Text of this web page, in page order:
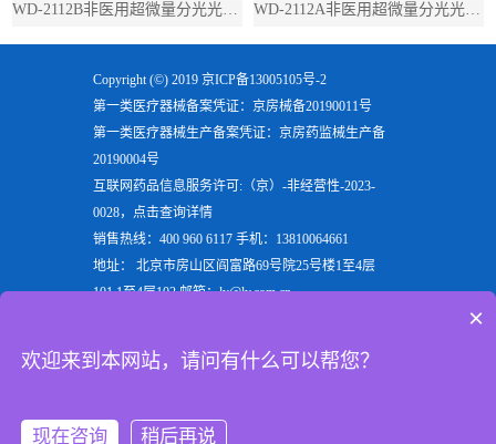
WD-2112B非医用超微量分光光度计（带荧光） WD-2112A非医用超微量分光光度计（不带荧光）
Copyright (©) 2019 京ICP备13005105号-2
第一类医疗器械备案凭证：京房械备20190011号
第一类医疗器械生产备案凭证：京房药监械生产备
20190004号
互联网药品信息服务许可:（京）-非经营性-2023-
0028，点击查询详情
销售热线：400 960 6117 手机：13810064661
地址： 北京市房山区阎富路69号院25号楼1至4层
101,1至4层102 邮箱：ly@ly.com.cn
仪
等实验室用检验分析产品，是电泳槽装置行业的重
×
欢迎来到本网站，请问有什么可以帮您？
现在咨询 稍后再说